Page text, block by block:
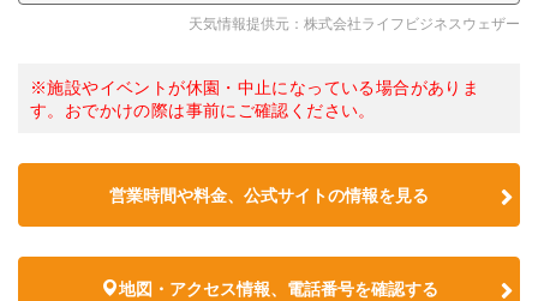
天気情報提供元：株式会社ライフビジネスウェザー
※施設やイベントが休園・中止になっている場合がありま
す。おでかけの際は事前にご確認ください。
営業時間や料金、公式サイトの情報を見る
地図・アクセス情報、電話番号を確認する